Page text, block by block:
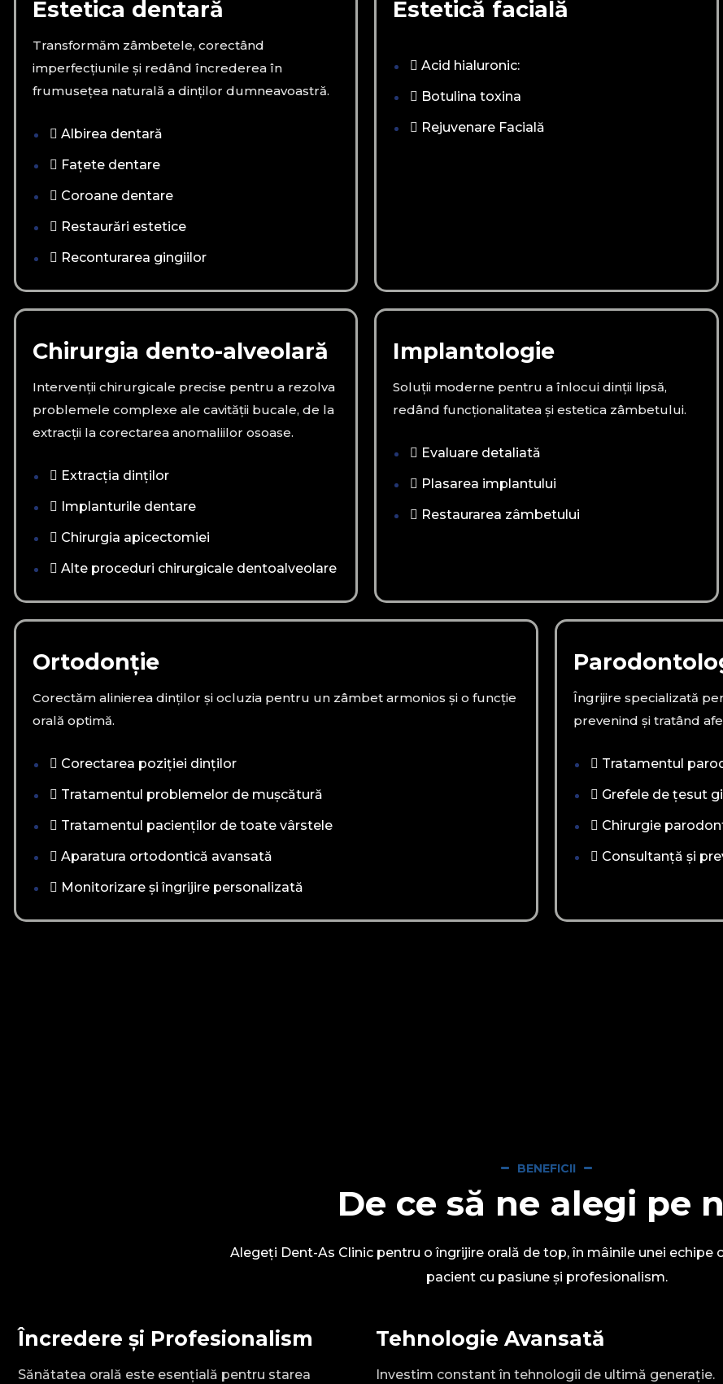
Estetica dentară
Transformăm zâmbetele, corectând
imperfecțiunile și redând încrederea în
frumusețea naturală a dinților dumneavoastră.
Albirea dentară
Fațete dentare
Coroane dentare
Restaurări estetice
Reconturarea gingiilor
Estetică facială
Acid hialuronic:
Botulina toxina
Rejuvenare Facială
Chirurgia dento-alveolară
Intervenții chirurgicale precise pentru a rezolva
problemele complexe ale cavității bucale, de la
extracții la corectarea anomaliilor osoase.
Extracția dinților
Implanturile dentare
Chirurgia apicectomiei
Alte proceduri chirurgicale dentoalveolare
Implantologie
Soluții moderne pentru a înlocui dinții lipsă,
redând funcționalitatea și estetica zâmbetului.
Evaluare detaliată
Plasarea implantului
Restaurarea zâmbetului
Ortodonție
Corectăm alinierea dinților și ocluzia pentru un zâmbet armonios și o funcție
orală optimă.
Corectarea poziției dinților
Tratamentul problemelor de mușcătură
Tratamentul pacienților de toate vârstele
Aparatura ortodontică avansată
Monitorizare și îngrijire personalizată
Îngrijire specializată
prevenind și tratând
Tratamentul
Grefele de țesut
Chirurgie
Consultanță și
BENEFICII
De ce să ne alegi pe
Alegeți Dent-As Clinic pentru o îngrijire orală de top, în mâinile unei echipe
pacient cu pasiune și profesionalism.
Încredere și Profesionalism
Sănătatea orală este esențială pentru starea
Tehnologie Avansată
Investim constant în tehnologii de ultimă generație.